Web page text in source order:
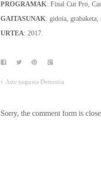
PROGRAMAK: Final Cut Pro,
GAITASUNAK: gidoia,
URTEA: 2017.
Aste nagusia Donostia
Sorry, the comment form is